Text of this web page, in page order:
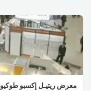
معرض ريتيـل إكسبو طوكيو 2026 – Retail Expo Tokyo